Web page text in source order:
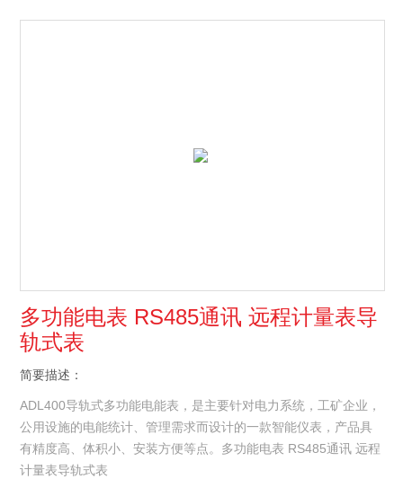
多功能电表 RS485通讯 远程计量表导
轨式表
简要描述：
ADL400导轨式多功能电能表，是主要针对电力系统，工矿企业，
公用设施的电能统计、管理需求而设计的一款智能仪表，产品具
有精度高、体积小、安装方便等点。多功能电表 RS485通讯 远程
计量表导轨式表